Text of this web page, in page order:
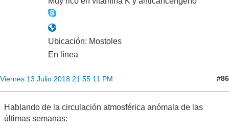
Ubicación: Mostoles
En línea
Viernes 13 Julio 2018 21:55:11 PM #86
Hablando de la circulación atmosférica anómala de las
últimas semanas: